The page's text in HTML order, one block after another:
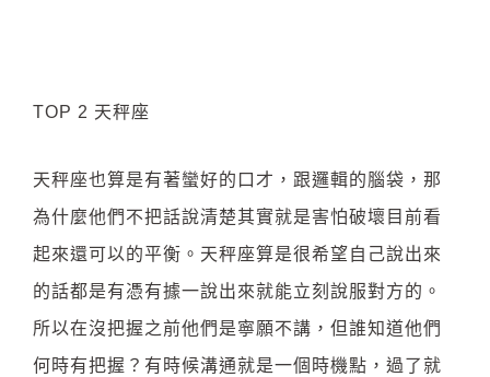
TOP 2 天秤座
天秤座也算是有著蠻好的口才，跟邏輯的腦袋，那
為什麼他們不把話說清楚其實就是害怕破壞目前看
起來還可以的平衡。天秤座算是很希望自己說出來
的話都是有憑有據一說出來就能立刻說服對方的。
所以在沒把握之前他們是寧願不講，但誰知道他們
何時有把握？有時候溝通就是一個時機點，過了就